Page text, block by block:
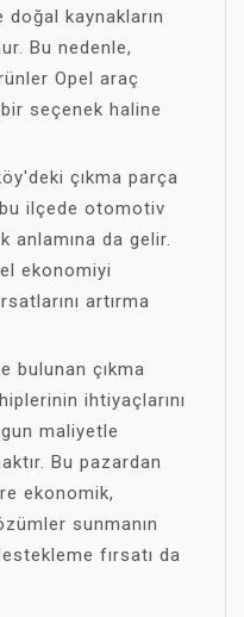
doğal kaynakların
Bu nedenle,
Opel araç
seçenek haline
çıkma parça
ilçede otomotiv
anlamına da gelir.
ekonomiyi
artırma
bulunan çıkma
ihtiyaçlarını
maliyetle
Bu pazardan
ekonomik,
sunmanın
fırsatı da